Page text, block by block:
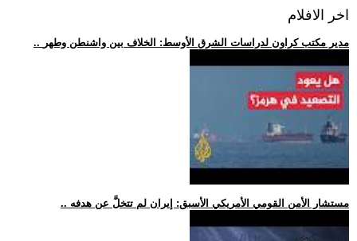
اخر الافلام
.. مدير مكتب كراون لدراسات الشرق الأوسط: الخلاف بين واشنطن وطهر
.. مستشار الأمن القومي الأمريكي الأسبق: إيران لم تتخلَّ عن هدفه